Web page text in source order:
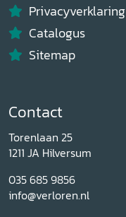
Privacyverklaring
Catalogus
Sitemap
Contact
Torenlaan 25
1211 JA Hilversum
035 685 9856
info@verloren.nl